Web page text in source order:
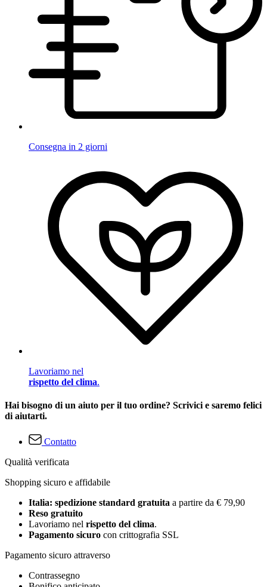
Consegna in 2 giorni
Lavoriamo nel
rispetto del clima.
Hai bisogno di un aiuto per il tuo ordine? Scrivici e saremo felici
di aiutarti.
Contatto
Qualità verificata
Shopping sicuro e affidabile
Italia: spedizione standard gratuita a partire da € 79,90
Reso gratuito
Lavoriamo nel rispetto del clima.
Pagamento sicuro con crittografia SSL
Pagamento sicuro attraverso
Contrassegno